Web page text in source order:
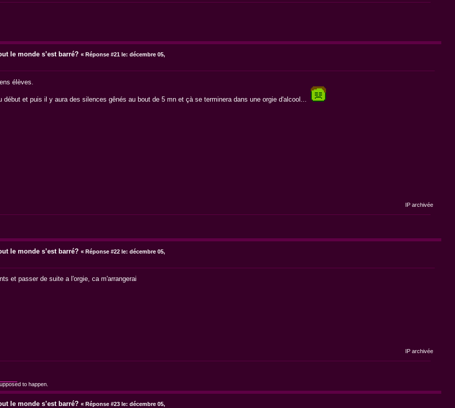
le monde s’est barré? « Réponse #21 le: décembre 05,
élèves.
début et puis il y aura des silences gênés au bout de 5 mn et çà se terminera dans une orgie d'alcool...
IP archivée
le monde s’est barré? « Réponse #22 le: décembre 05,
et passer de suite a l'orgie, ca m'arrangerai
IP archivée
to happen.
le monde s’est barré? « Réponse #23 le: décembre 05,